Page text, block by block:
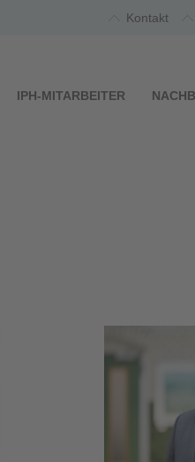
Kontakt
IPH-MITARBEITER